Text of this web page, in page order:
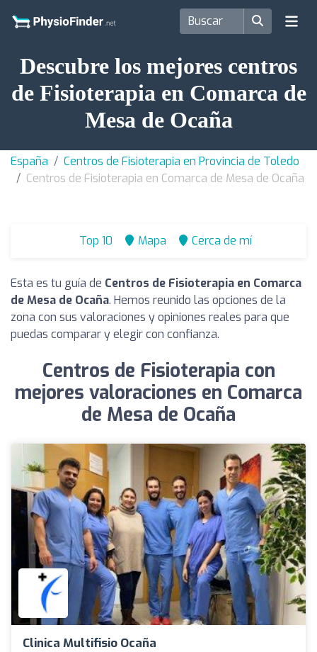
Descubre los mejores centros
de Fisioterapia en Comarca de
Mesa de Ocaña
España
Centros de Fisioterapia en Provincia de Toledo
Centros de Fisioterapia en Comarca de Mesa de Ocaña
Top 10 Mapa Cerca de mí
Esta es tu guía de Centros de Fisioterapia en Comarca
de Mesa de Ocaña. Hemos reunido las opciones de la
zona con sus valoraciones y opiniones reales para que
puedas comparar y elegir con confianza.
Centros de Fisioterapia con
mejores valoraciones en Comarca
de Mesa de Ocaña
Clinica Multifisio Ocaña